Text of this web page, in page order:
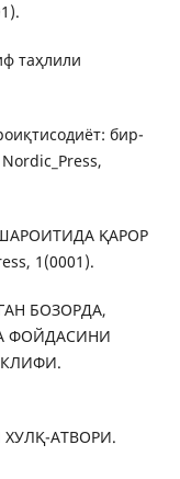
таҳлили
бир-
ҚАРОР
1(0001).
БОЗОРДА,
ФОЙДАСИНИ
ХУЛҚ-АТВОРИ.